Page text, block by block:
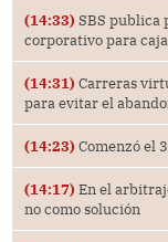
(14:33) SBS publica
corporativo para
(14:31) Carreras
para evitar el
(14:23) Comenzó el
(14:17) En el
no como solución